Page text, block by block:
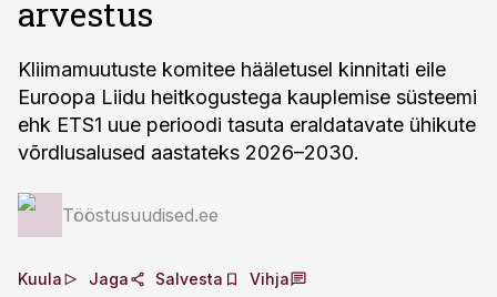
arvestus
Kliimamuutuste komitee hääletusel kinnitati eile
Euroopa Liidu heitkogustega kauplemise süsteemi
ehk ETS1 uue perioodi tasuta eraldatavate ühikute
võrdlusalused aastateks 2026–2030.
Tööstusuudised.ee
Kuula Jaga Salvesta Vihja